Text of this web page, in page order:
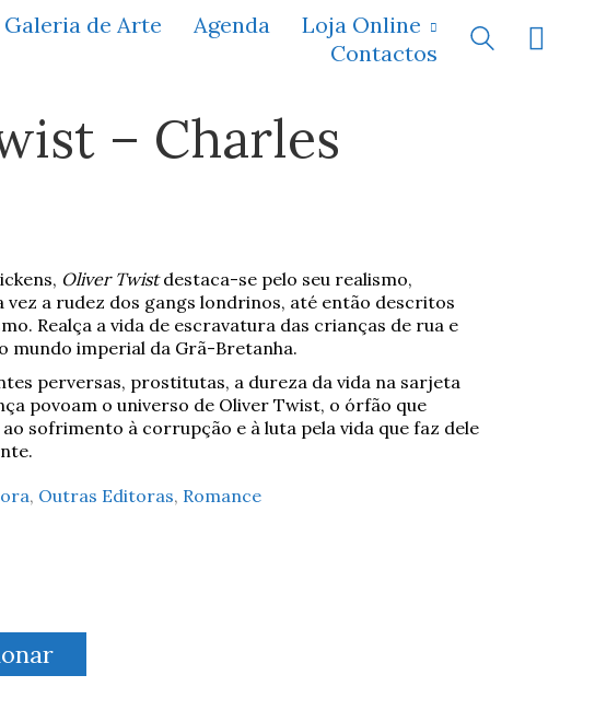
Galeria de Arte Agenda
Loja Online
Contactos
– Charles
Oliver Twistdestaca-se pelo seu realismo,
a rudez dos gangs londrinos, até então descritos
Realça a vida de escravatura das crianças de rua e
mundo imperial da Grã-Bretanha.
perversas, prostitutas, a dureza da vida na sarjeta
povoam o universo de Oliver Twist, o órfão que
sofrimento à corrupção e à luta pela vida que faz dele
, Outras Editoras, Romance